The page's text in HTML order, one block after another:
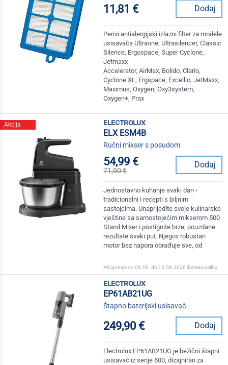
11,81 € Dodaj
Perivi antialergijski izlazni filter za modele
usisavača Ultraone, Ultrasilencer, Classic
Silence, Ergospace, Super Cyclone,
Jetmaxx
Accelerator, AirMax, Bolido, Clario,
Cyclone XL, Ergspace, Excellio, JetMaxx,
Maximus, Oxygen, Oxy3system,
Oxygen+, Prax
Akcija
electrolux
ELX ESM4B
Ručni mikser s posudom
54,99 €
71,90 €
Dodaj
Jednostavno kuhanje svaki dan -
tradicionalni i recepti s biljnim
sastojcima. Unaprijedite svoje kulinarske
vještine sa samostojećim mikserom 500
Stand Mixer i postignite brze, pouzdane
rezultate svaki put. Njegov robustan
motor bez napora obrađuje sve, od
Akcija traje od 08.06. do 16.08.2026 ili isteka zaliha
electrolux
EP61AB21UG
Štapno baterijski usisavač
249,90 € Dodaj
Electrolux EP61AB21UG je bežični štapni
usisavač iz serije 600, dizajniran za